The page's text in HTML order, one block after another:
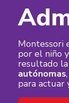
Montessori
por el niño
resultado
autónomas
para actuar